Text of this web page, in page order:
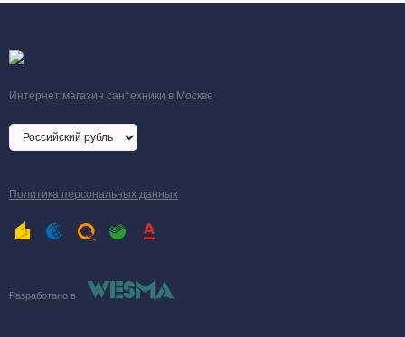
Интернет магазин сантехники в Москве
Политика персональных данных
Разработано в